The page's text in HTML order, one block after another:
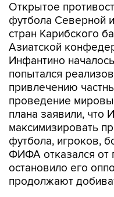
Открытое
футбола Северной
стран Карибского
Азиатской
Инфантино
попытался
привлечению
проведение
плана заявили, что
максимизировать
футбола, игроков,
ФИФА отказался от
остановило его
продолжают